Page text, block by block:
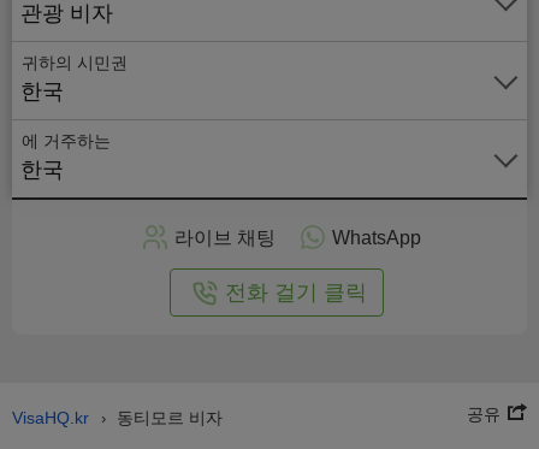
관광 비자
귀하의 시민권
한국
에 거주하는
한국
온
라
인
라이브 채팅 WhatsApp
전화 걸기 클릭
VisaHQ.kr › 동티모르 비자 공유